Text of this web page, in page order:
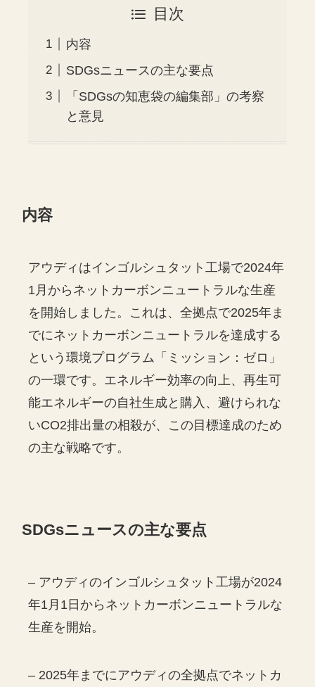
目次
内容
SDGsニュースの主な要点
「SDGsの知恵袋の編集部」の考察
と意見
内容
アウディはインゴルシュタット工場で2024年
1月からネットカーボンニュートラルな生産
を開始しました。これは、全拠点で2025年ま
でにネットカーボンニュートラルを達成する
という環境プログラム「ミッション：ゼロ」
の一環です。エネルギー効率の向上、再生可
能エネルギーの自社生成と購入、避けられな
いCO2排出量の相殺が、この目標達成のため
の主な戦略です。
SDGsニュースの主な要点
– アウディのインゴルシュタット工場が2024
年1月1日からネットカーボンニュートラルな
生産を開始。
– 2025年までにアウディの全拠点でネットカ